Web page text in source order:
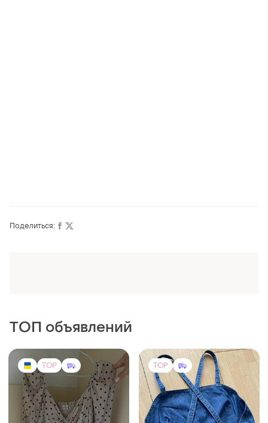
Поделиться:
ТОП объявлений
TOP TOP